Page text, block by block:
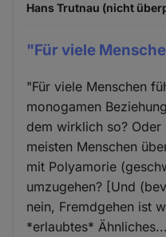
Hans Trutnau (nicht
"Für viele
"Für viele Menschen
monogamen
dem wirklich so?
meisten Menschen
mit Polyamorie
umzugehen? [Und
nein, Fremdgehen ist
*erlaubtes*